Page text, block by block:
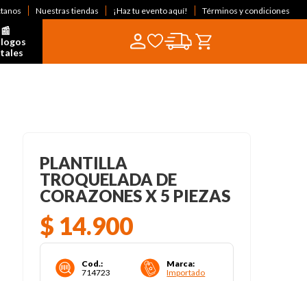
Nuestras tiendas ¡Haz tu evento aquí! Términos y condiciones
PLANTILLA
TROQUELADA DE
CORAZONES X 5 PIEZAS
$ 14.900
Cod.:
714723
Marca:
Importado